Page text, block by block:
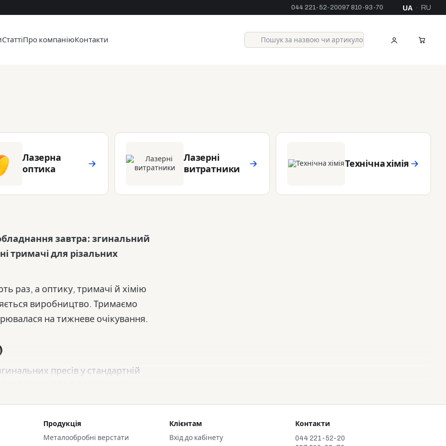
044 221-52-20097 810-93-70 UA · RU
СтаттіПро компаніюКонтакти
завтра: згинальний
тримачі для різальних
раз, а оптику, тримачі й хімію
виробництво. Тримаємо
на тижневе очікування.
пресів у стандартній
робочих поверхонь до 53–60
Лазерна
оптика
Лазерні
витратники
Технічна хімія
Продукція
Металообробні верстати
Клієнтам
Вхід до кабінету
Контакти
044 221-52-20